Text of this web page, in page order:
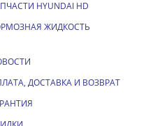
HYUNDAI HD
ЖИДКОСТЬ
ДОСТАВКА И ВОЗВРАТ